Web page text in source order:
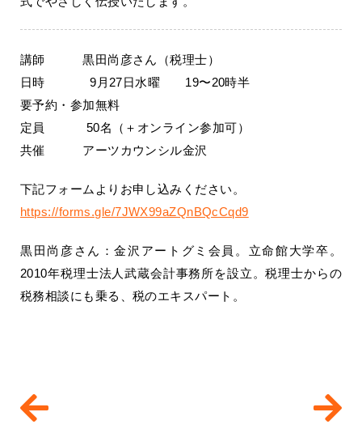
講師 黒田尚彦さん（税理士）
日時 9月27日水曜 19〜20時半
要予約・参加無料
定員 50名（＋オンライン参加可）
共催 アーツカウンシル金沢
下記フォームよりお申し込みください。
https://forms.gle/7JWX99aZQnBQcCqd9
黒田尚彦さん：金沢アートグミ会員。立命館大学卒。
2010年税理士法人武蔵会計事務所を設立。税理士からの
税務相談にも乗る、税のエキスパート。